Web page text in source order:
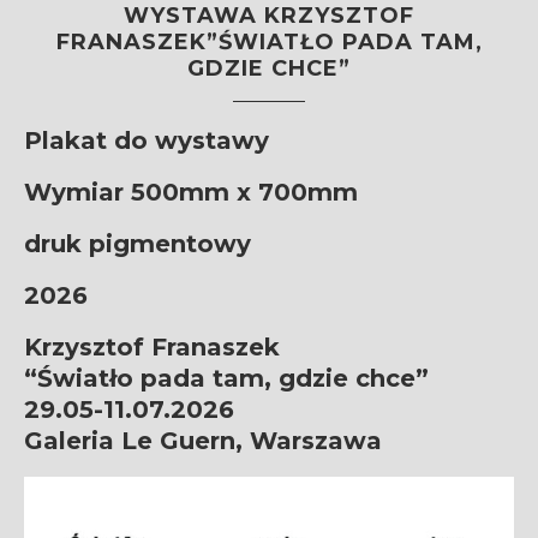
WYSTAWA KRZYSZTOF
FRANASZEK”ŚWIATŁO PADA TAM,
GDZIE CHCE”
Plakat do wystawy
Wymiar 500mm x 700mm
druk pigmentowy
2026
Krzysztof Franaszek
“Światło pada tam, gdzie chce”
29.05-11.07.2026
Galeria Le Guern, Warszawa